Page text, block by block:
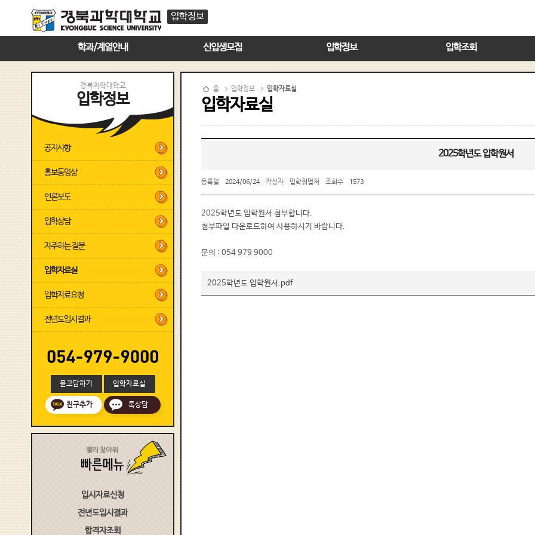
입학정보
학과/계열안내 신입생모집 입학정보 입학조회
경북과학대학교
입학정보
공지사항
홍보동영상
언론보도
입학상담
자주하는 질문
입학자료실
입학자료요청
전년도입시결과
묻고답하기 입학자료실
친구추가 톡상담
입시자료신청
전년도입시결과
합격자조회
홈 입학정보 입학자료실
입학자료실
2025학년도 입학원서
등록일 2024/06/24 작성자 입학취업처 조회수 1573
2025학년도 입학원서 첨부합니다.
첨부파일 다운로드하여 사용하시기 바랍니다.
문의 : 054 979 9000
2025학년도 입학원서.pdf